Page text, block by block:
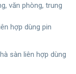
văn phòng, trung
sàn liên hợp dùng